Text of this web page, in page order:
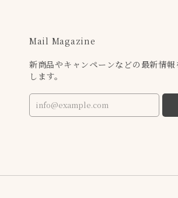
Mail Magazine
新商品やキャンペーンなどの最新情報
します。